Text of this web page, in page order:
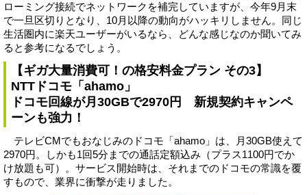
ローミング接続でネットワークを補完していますが、今年9月末
で一旦区切りとなり、10月以降の動向がハッキリしません。同じ
生活圏内に楽天ユーザーがいるなら、どんな感じなのか聞いてみ
ると参考になるでしょう。
【ギガ大量消費可！の格安料金プラン その3】
NTTドコモ「ahamo」
ドコモ回線が月30GBで2970円 新規契約キャンペ
ーンも強力！
テレビCMでもおなじみのドコモ「ahamo」は、月30GB使えて
2970円。しかも1回5分までの通話定額込み（プラス1100円でか
け放題も可）。サービス開始時は、それまでのドコモの常識を覆
すもので、業界に衝撃が走りました。